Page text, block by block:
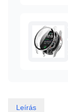
Leírás